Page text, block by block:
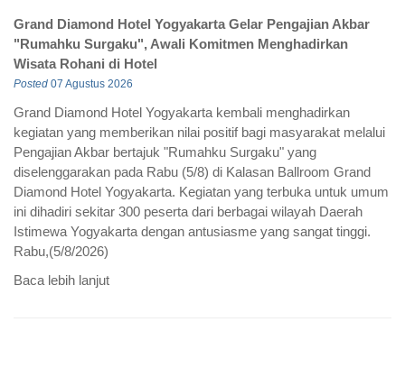
Grand Diamond Hotel Yogyakarta Gelar Pengajian Akbar
"Rumahku Surgaku", Awali Komitmen Menghadirkan
Wisata Rohani di Hotel
Posted 07 Agustus 2026
Grand Diamond Hotel Yogyakarta kembali menghadirkan
kegiatan yang memberikan nilai positif bagi masyarakat melalui
Pengajian Akbar bertajuk "Rumahku Surgaku" yang
diselenggarakan pada Rabu (5/8) di Kalasan Ballroom Grand
Diamond Hotel Yogyakarta. Kegiatan yang terbuka untuk umum
ini dihadiri sekitar 300 peserta dari berbagai wilayah Daerah
Istimewa Yogyakarta dengan antusiasme yang sangat tinggi.
Rabu,(5/8/2026)
Baca lebih lanjut